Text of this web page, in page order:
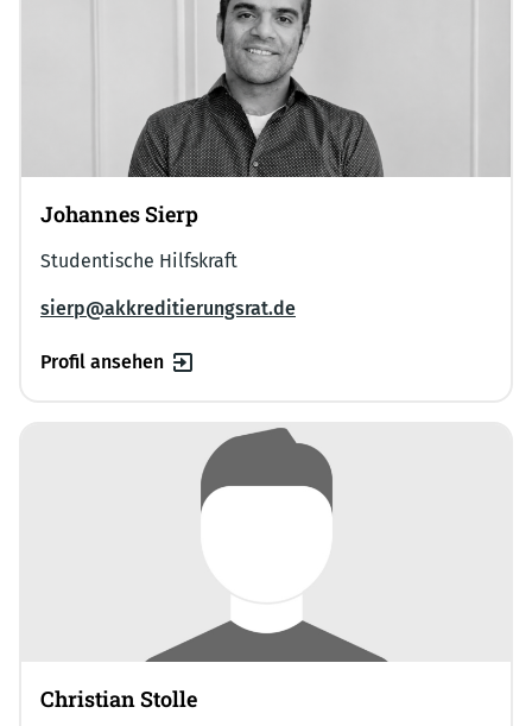
Johannes Sierp
Studentische Hilfskraft
sierp@akkreditierungsrat.de
Profil ansehen
Christian Stolle